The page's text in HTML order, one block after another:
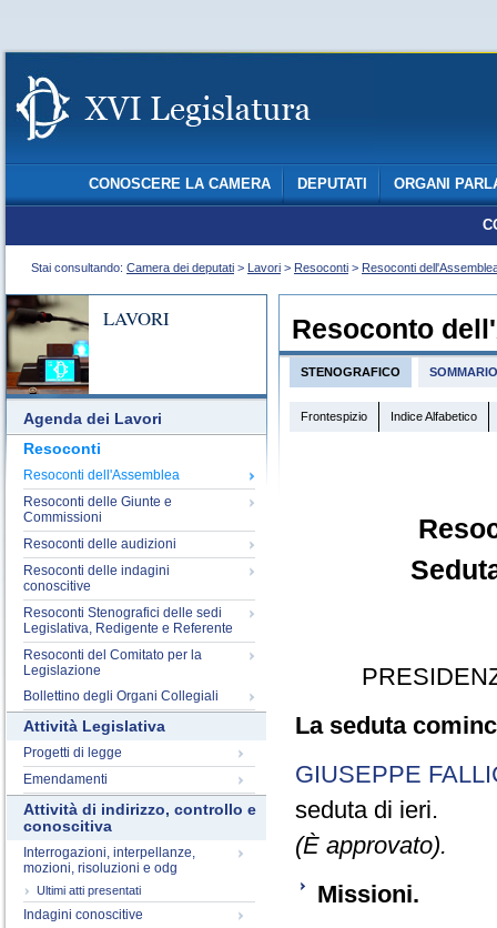
CONOSCERE LA CAMERA DEPUTATI ORGANI
Stai consultando: Camera dei deputati > Lavori > Resoconti > Resoconti
LAVORI
Agenda dei Lavori
Resoconti
Resoconti dell'Assemblea
Resoconti delle Giunte e
Commissioni
Resoconti delle audizioni
Resoconti delle indagini
conoscitive
Resoconti Stenografici delle sedi
Legislativa, Redigente e Referente
Resoconti del Comitato per la
Legislazione
Bollettino degli Organi Collegiali
Attività Legislativa
Progetti di legge
Emendamenti
Attività di indirizzo, controllo e
conoscitiva
Interrogazioni, interpellanze,
mozioni, risoluzioni e odg
Ultimi atti presentati
Indagini conoscitive
Resoconto
STENOGRAFICO SOMMARIO
Frontespizio Indice Alfabetico
La seduta
GIUSEPPE
seduta di ieri.
(È approvato).
Missioni.